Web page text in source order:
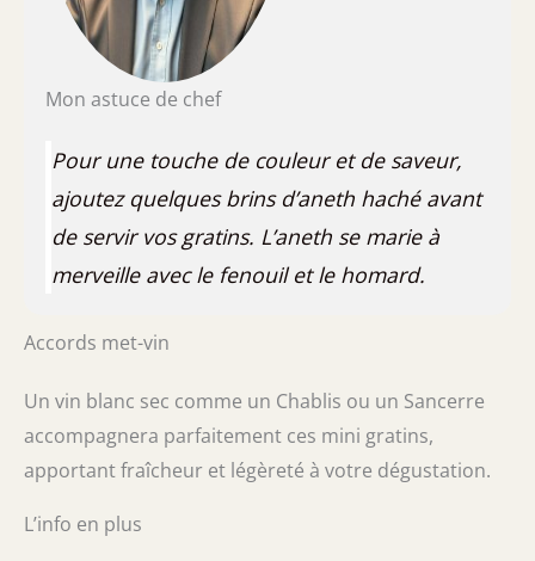
Mon astuce de chef
Pour une touche de couleur et de saveur,
ajoutez quelques brins d’aneth haché avant
de servir vos gratins. L’aneth se marie à
merveille avec le fenouil et le homard.
Accords met-vin
Un vin blanc sec comme un Chablis ou un Sancerre
accompagnera parfaitement ces mini gratins,
apportant fraîcheur et légèreté à votre dégustation.
L’info en plus